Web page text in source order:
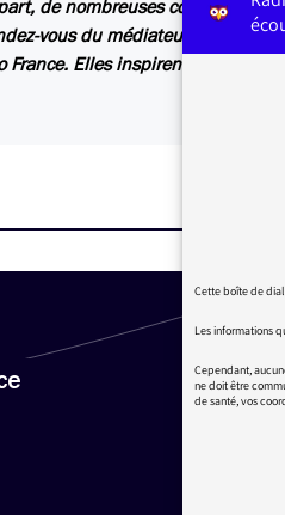
de nombreuses contributions
vous du médiateur ou dans
Elles inspirent également
Cette boîte de
Les informations
Cependant,
ne doit être
de santé, vos